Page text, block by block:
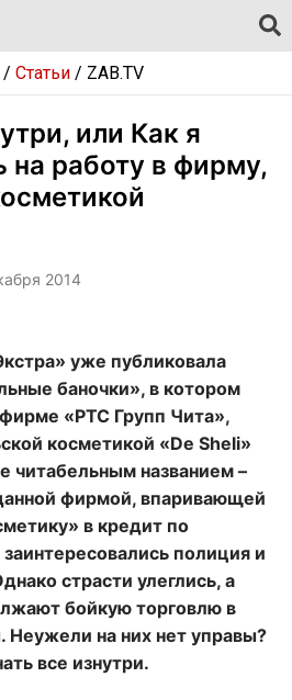
Статьи/ ZAB.TV
или Как я
на работу в фирму,
2014
уже публиковала
баночки», в котором
«РТС Групп Чита»,
косметикой «De Sheli»
читабельным названием –
фирмой, впаривающей
в кредит по
полиция и
страсти улеглись, а
бойкую торговлю в
на них нет управы?
все изнутри.